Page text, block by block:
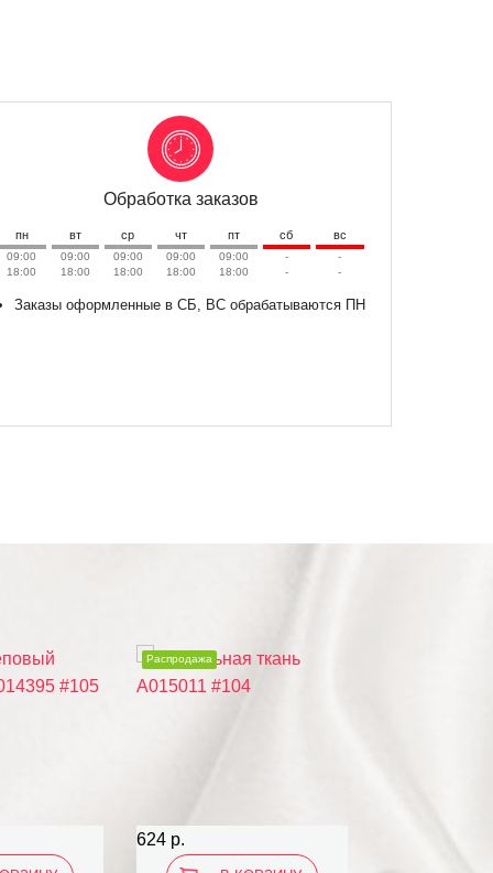
Обработка заказов
пн вт ср чт пт сб вс
09:00
18:00
09:00
18:00
09:00
18:00
09:00
18:00
09:00
18:00
-
-
-
-
Заказы оформленные в СБ, ВС обрабатываются ПН
624 р.
Распродажа